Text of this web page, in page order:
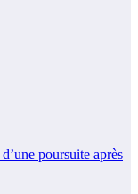
poursuite après